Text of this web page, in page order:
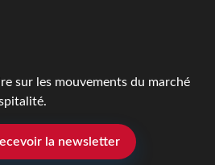
sur les mouvements du marché
la newsletter